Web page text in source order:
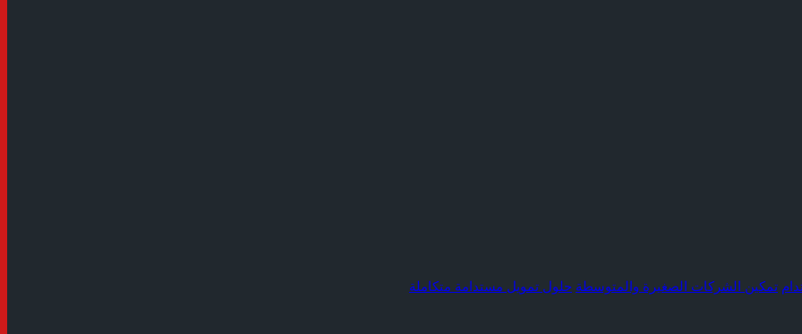
تمكين الشركات الصغيرة والمتوسطة حلول تمويل مستدامة متكاملة